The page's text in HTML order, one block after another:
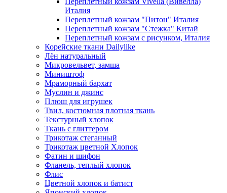
Италия
Переплетный кожзам "Питон" Италия
Переплетный кожзам "Стежка" Китай
Переплетный кожзам с рисунком, Италия
Корейские ткани Dailylike
Лён натуральный
Микровельвет, замша
Миништоф
Мраморный бархат
Муслин и джинс
Плюш для игрушек
Твил, костюмная плотная ткань
Текстурный хлопок
Ткань с глиттером
Трикотаж стеганный
Трикотаж цветной Хлопок
Фатин и шифон
Фланель, теплый хлопок
Флис
Цветной хлопок и батист